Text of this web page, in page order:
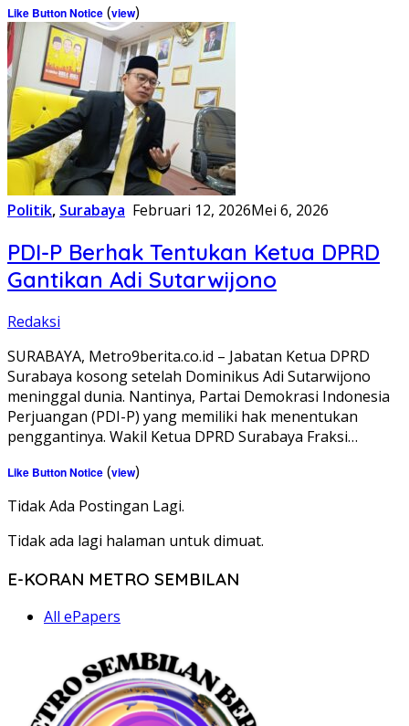
Like Button Notice (view)
Politik, Surabaya Februari 12, 2026Mei 6, 2026
PDI-P Berhak Tentukan Ketua DPRD
Gantikan Adi Sutarwijono
Redaksi
SURABAYA, Metro9berita.co.id – Jabatan Ketua DPRD
Surabaya kosong setelah Dominikus Adi Sutarwijono
meninggal dunia. Nantinya, Partai Demokrasi Indonesia
Perjuangan (PDI-P) yang memiliki hak menentukan
penggantinya. Wakil Ketua DPRD Surabaya Fraksi…
Like Button Notice (view)
Tidak Ada Postingan Lagi.
Tidak ada lagi halaman untuk dimuat.
E-KORAN METRO SEMBILAN
All ePapers